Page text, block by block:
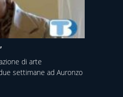
di arte
settimane ad Auronzo